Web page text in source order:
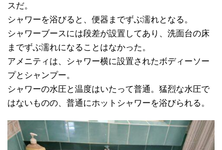
スだ。
シャワーを浴びると、便器までずぶ濡れとなる。
シャワーブースには段差が設置してあり、洗面台の床
までずぶ濡れになることはなかった。
アメニティは、シャワー横に設置されたボディーソー
プとシャンプー。
シャワーの水圧と温度はいたって普通。猛烈な水圧で
はないものの、普通にホットシャワーを浴びられる。